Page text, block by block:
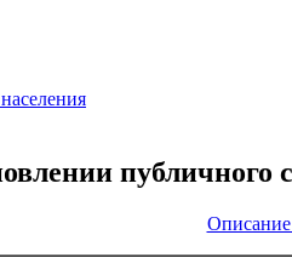
публичного
Описание